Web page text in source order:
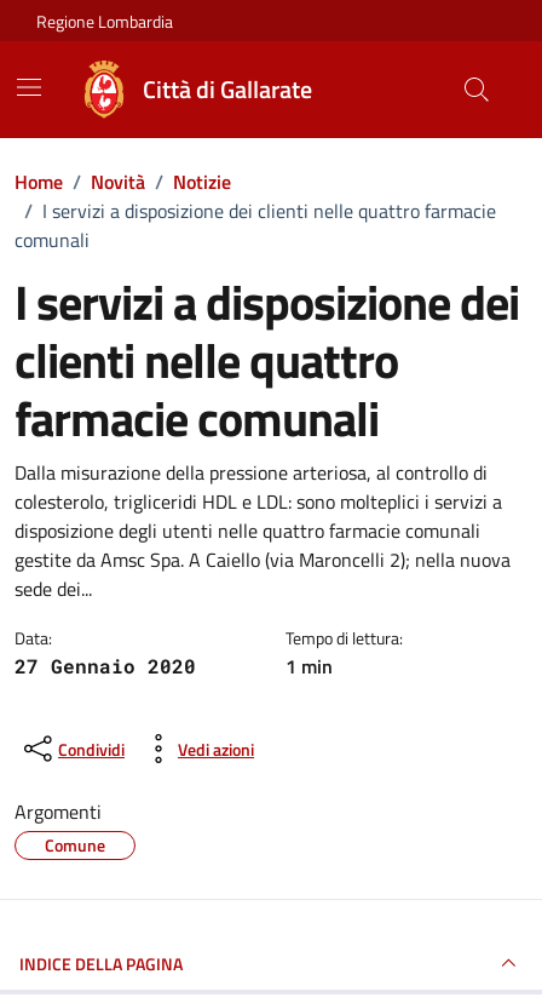
Vai ai contenuti
Vai al footer
Regione Lombardia
Città di Gallarate
Home / Novità / Notizie
/ I servizi a disposizione dei clienti nelle quattro farmacie
comunali
I servizi a disposizione dei
clienti nelle quattro
farmacie comunali
Dettagli della notizia
Dalla misurazione della pressione arteriosa, al controllo di
colesterolo, trigliceridi HDL e LDL: sono molteplici i servizi a
disposizione degli utenti nelle quattro farmacie comunali
gestite da Amsc Spa. A Caiello (via Maroncelli 2); nella nuova
sede dei...
Data:
27 Gennaio 2020
Tempo di lettura:
1 min
Condividi Vedi azioni
Argomenti
Comune
INDICE DELLA PAGINA